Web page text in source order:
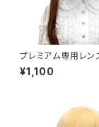
プレミアム専用レン
ープル Premium
A-Purple
¥1,100